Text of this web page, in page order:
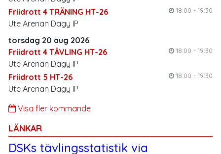
Friidrott 4 TRÄNING HT-26
18:00 - 19:30
Ute Arenan Dagy IP
torsdag 20 aug 2026
Friidrott 4 TÄVLING HT-26
18:00 - 19:30
Ute Arenan Dagy IP
Friidrott 5 HT-26
18:00 - 19:30
Ute Arenan Dagy IP
Visa fler kommande
LÄNKAR
DSKs tävlingsstatistik via